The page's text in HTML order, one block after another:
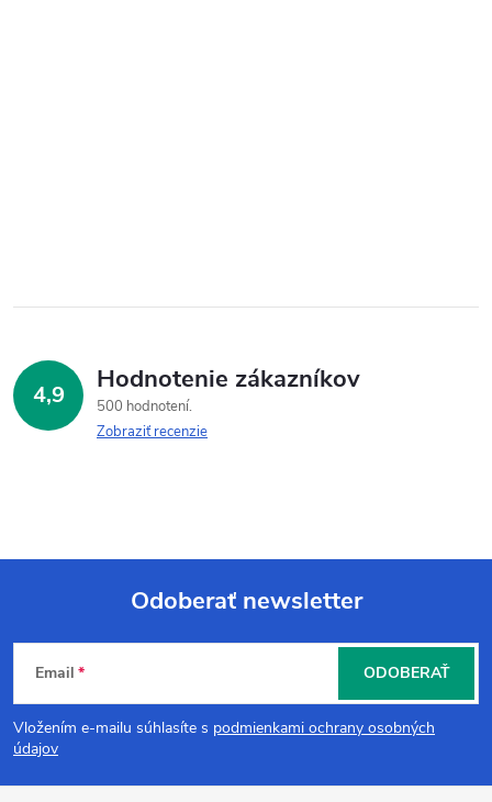
4,9 Hodnotenie zákazníkov
500 hodnotení
Zobraziť recenzie
Z
á
p
Odoberať newsletter
Email
Vložením e-mailu súhlasíte s podmienkami ochrany osobných
údajov
ODOBERAŤ